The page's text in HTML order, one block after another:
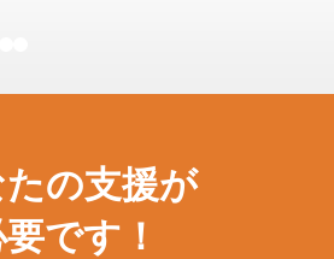
の支援が
です！